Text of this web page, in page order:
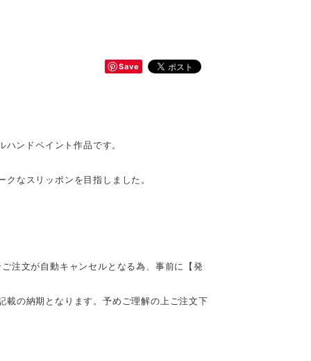
Save
ンドペイント作品です。
なスリッポンを目指しました。
注文が自動キャンセルとなる為、事前に【発
載の納期となります。予めご理解の上ご注文下